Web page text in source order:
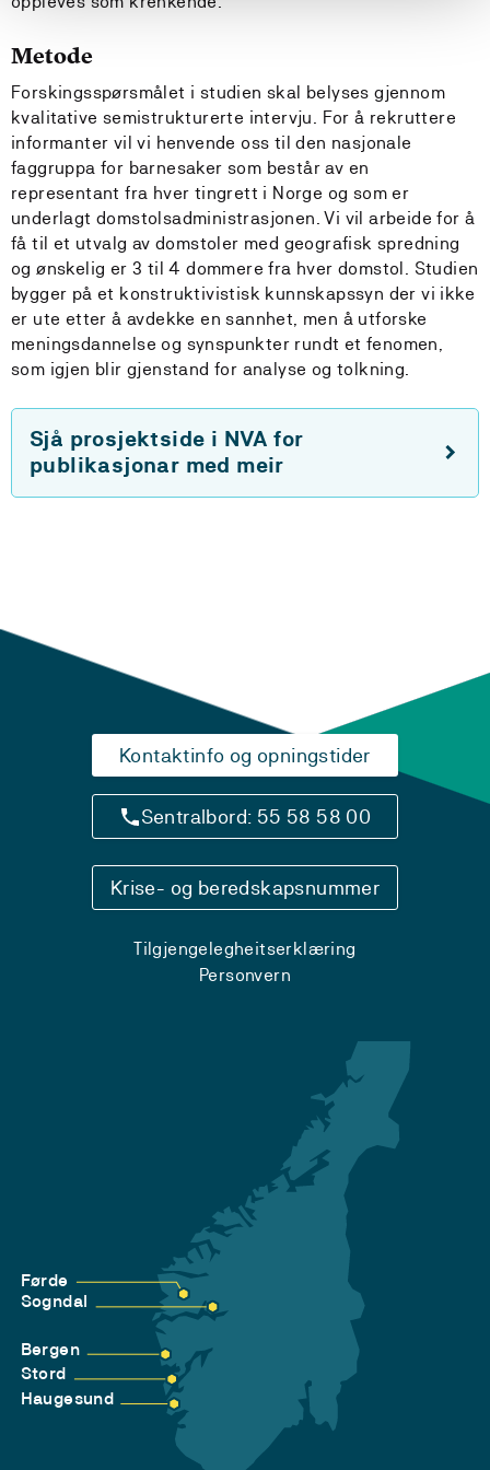
Metode
Forskingsspørsmålet i studien skal belyses gjennom
kvalitative semistrukturerte intervju. For å rekruttere
informanter vil vi henvende oss til den nasjonale
faggruppa for barnesaker som består av en
representant fra hver tingrett i Norge og som er
underlagt domstolsadministrasjonen. Vi vil arbeide for å
få til et utvalg av domstoler med geografisk spredning
og ønskelig er 3 til 4 dommere fra hver domstol. Studien
bygger på et konstruktivistisk kunnskapssyn der vi ikke
er ute etter å avdekke en sannhet, men å utforske
meningsdannelse og synspunkter rundt et fenomen,
som igjen blir gjenstand for analyse og tolkning.
Sjå prosjektside i NVA for
publikasjonar med meir
Kontaktinfo og opningstider
Sentralbord: 55 58 58 00
Krise- og beredskapsnummer
Tilgjengelegheitserklæring
Personvern
Førde
Sogndal
Bergen
Stord
Haugesund